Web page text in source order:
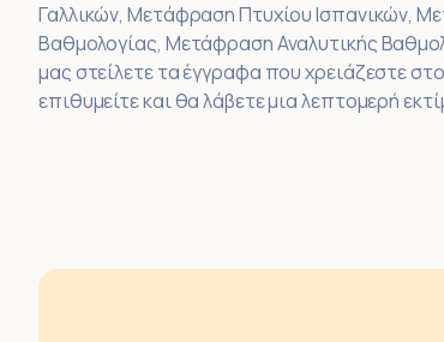
Γαλλικών, Μετάφραση Πτυχίου Ισπανικών,
Βαθμολογίας, Μετάφραση Αναλυτικής
μας στείλετε τα έγγραφα που χρειάζεστε στο
επιθυμείτε και θα λάβετε μια λεπτομερή